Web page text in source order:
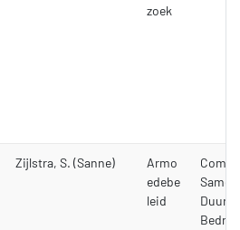
zoek
Zijlstra, S. (Sanne)
Armo
edebe
leid